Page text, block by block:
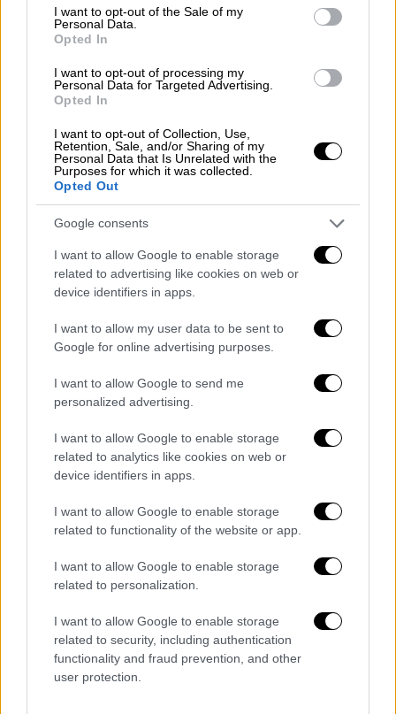
consent section.
I want to opt-out of the Sale of my
Personal Data.
Opted In
I want to opt-out of processing my
Personal Data for Targeted Advertising.
Opted In
I want to opt-out of Collection, Use,
Retention, Sale, and/or Sharing of my
Personal Data that Is Unrelated with the
Purposes for which it was collected.
Opted Out
Google consents
I want to allow Google to enable storage
related to advertising like cookies on web or
device identifiers in apps.
I want to allow my user data to be sent to
Google for online advertising purposes.
I want to allow Google to send me
personalized advertising.
I want to allow Google to enable storage
related to analytics like cookies on web or
device identifiers in apps.
I want to allow Google to enable storage
related to functionality of the website or app.
I want to allow Google to enable storage
related to personalization.
I want to allow Google to enable storage
related to security, including authentication
functionality and fraud prevention, and other
user protection.
Τροιζηνίας-Μεθάνων: Εθελοντές της
Adopt a Paw Today ζητούν από τους
αρμόδιους να δράσουν
«Μπορεί να κρατήσει και έξι ώρες»
Το φαναράκια αποτελούν ένα τοπικό έθιμα
τηςΜεγάλης Παρασκευήςκαι σύμφωνα με
το MEGA, κάθε χρόνο εκείνη την εποχή
χιλιάδες τενεκεδάκια ανάβουν
φωτιάώστε
να τιμηθεί η συγκεκριμένη ημέρα.
Το έθιμο έχει ως επίκεντρο το χωριό του
φαναράκιακαι φωταγωγούν το νησί.
Ηλίας Καραμολέγκος,
κάτοικος του νησιού που κατασκευάζει αυτά
φαναράκια, «δεν σβήνουν ούτε με δυνατό
άνεμο10-11 μποφόρ.